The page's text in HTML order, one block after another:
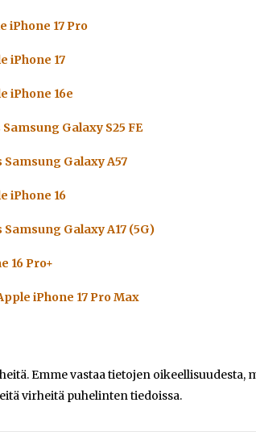
iPhone 17 Pro
iPhone 17
iPhone 16e
Galaxy S25 FE
Samsung Galaxy A57
iPhone 16
Galaxy A17 (5G)
16 Pro+
iPhone 17 Pro Max
Emme vastaa tietojen
virheitä puhelinten tiedoissa.